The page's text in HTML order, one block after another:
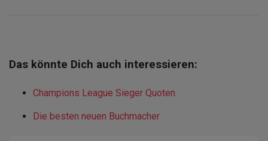
Das könnte Dich auch interessieren:
Champions League Sieger Quoten
Die besten neuen Buchmacher